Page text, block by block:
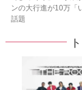
ンの大行進が10万「
話題